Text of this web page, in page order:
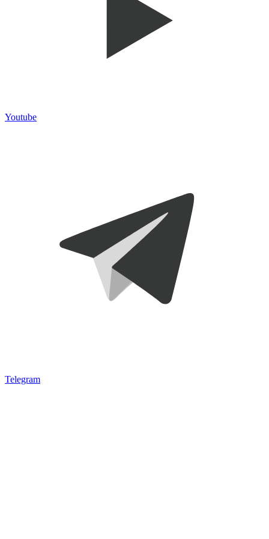
Youtube
Telegram